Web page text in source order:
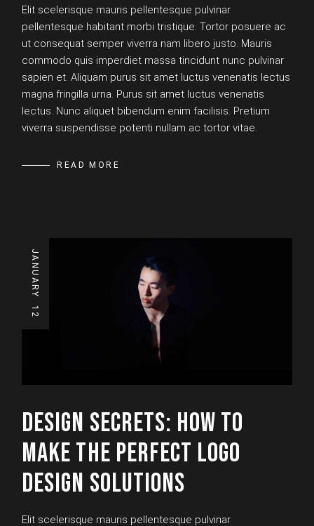
Elit scelerisque mauris pellentesque pulvinar
pellentesque habitant morbi tristique. Tortor posuere ac
ut consequat semper viverra nam libero justo. Mauris
commodo quis imperdiet massa tincidunt nunc pulvinar
sapien et. Aliquam purus sit amet luctus venenatis lectus
magna fringilla urna. Purus sit amet luctus venenatis
lectus. Nunc aliquet bibendum enim facilisis. Pretium
viverra suspendisse potenti nullam ac tortor vitae.
READ MORE
JANUARY
12
DESIGN SECRETS: HOW TO
MAKE THE PERFECT LOGO
DESIGN SOLUTIONS
Elit scelerisque mauris pellentesque pulvinar